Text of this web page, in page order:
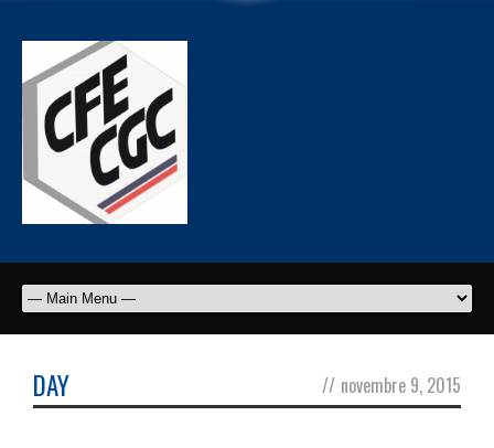
DAY // novembre 9, 2015